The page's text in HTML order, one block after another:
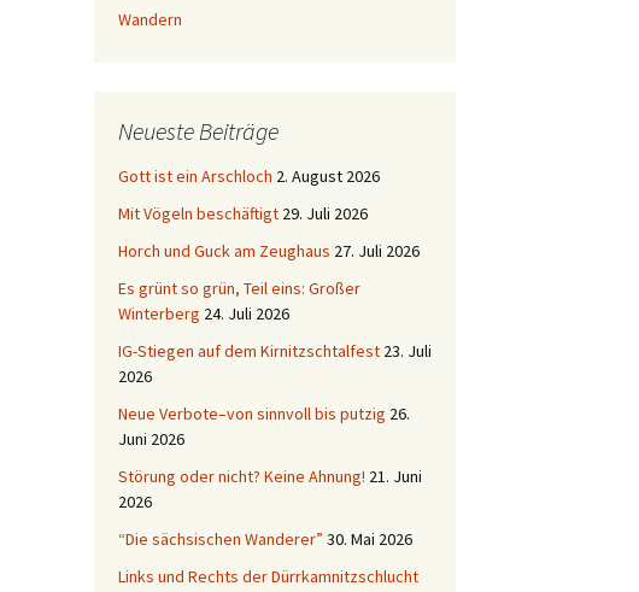
Wandern
Neueste Beiträge
Gott ist ein Arschloch 2. August 2026
Mit Vögeln beschäftigt 29. Juli 2026
Horch und Guck am Zeughaus 27. Juli 2026
Es grünt so grün, Teil eins: Großer
Winterberg 24. Juli 2026
IG-Stiegen auf dem Kirnitzschtalfest 23. Juli
2026
Neue Verbote–von sinnvoll bis putzig 26.
Juni 2026
Störung oder nicht? Keine Ahnung! 21. Juni
2026
“Die sächsischen Wanderer” 30. Mai 2026
Links und Rechts der Dürrkamnitzschlucht